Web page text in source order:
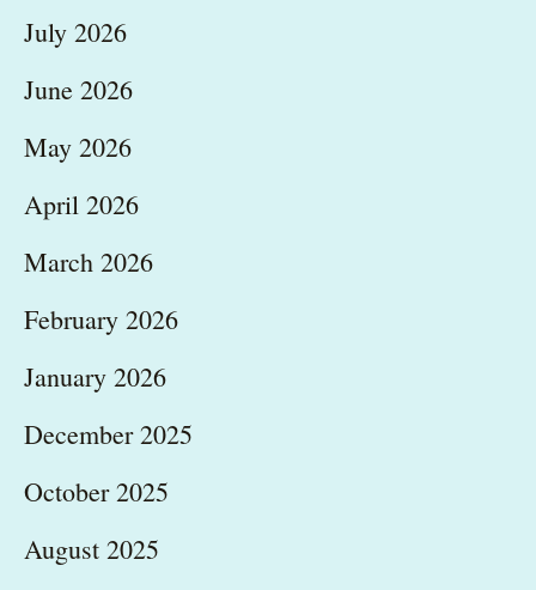
July 2026
June 2026
May 2026
April 2026
March 2026
February 2026
January 2026
December 2025
October 2025
August 2025